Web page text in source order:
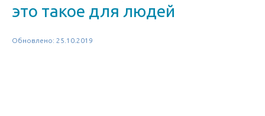
это такое для людей
Обновлено: 25.10.2019